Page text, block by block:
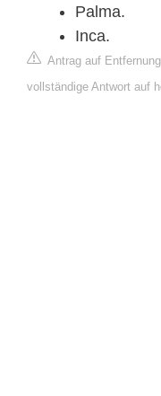
Palma.
Inca.
Antrag auf
vollständige Antwort auf